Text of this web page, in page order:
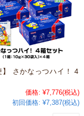
】 さかなっつハイ！ 4
価格: ¥7,776(税込)
初回価格: ¥7,387(税込)